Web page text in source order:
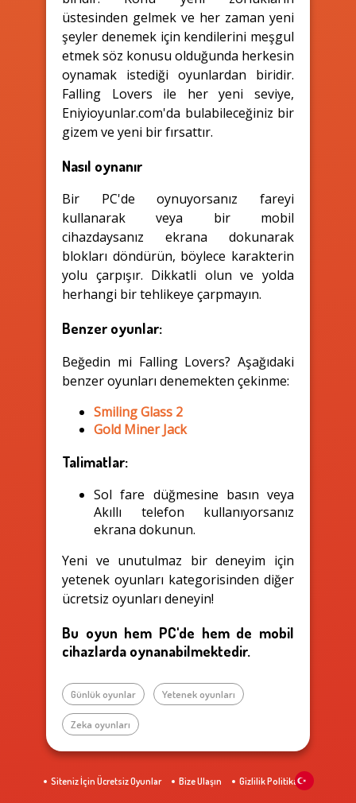
üstesinden gelmek ve her zaman yeni
şeyler denemek için kendilerini meşgul
etmek söz konusu olduğunda herkesin
oynamak istediği oyunlardan biridir.
Falling Lovers ile her yeni seviye,
Eniyioyunlar.com'da bulabileceğiniz bir
gizem ve yeni bir fırsattır.
Nasıl oynanır
Bir PC'de oynuyorsanız fareyi
kullanarak veya bir mobil
cihazdaysanız ekrana dokunarak
blokları döndürün, böylece karakterin
yolu çarpışır. Dikkatli olun ve yolda
herhangi bir tehlikeye çarpmayın.
Benzer oyunlar:
Beğedin mi Falling Lovers? Aşağıdaki
benzer oyunları denemekten çekinme:
Smiling Glass 2
Gold Miner Jack
Talimatlar:
Sol fare düğmesine basın veya
Akıllı telefon kullanıyorsanız
ekrana dokunun.
Yeni ve unutulmaz bir deneyim için
yetenek oyunları kategorisinden diğer
ücretsiz oyunları deneyin!
Bu oyun hem PC'de hem de mobil
cihazlarda oynanabilmektedir.
Günlük oyunlar Yetenek oyunları
Zeka oyunları
Siteniz İçin Ücretsiz Oyunlar Bize Ulaşın Gizlilik Politikası